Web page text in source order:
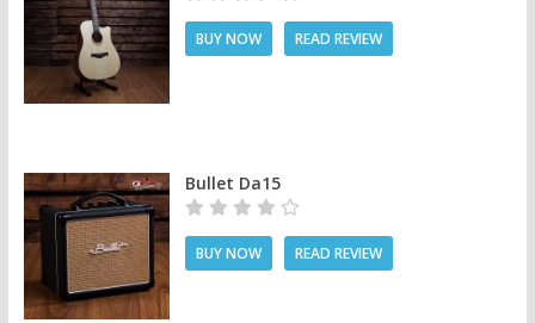
BUY NOW READ REVIEW
Bullet Da15
BUY NOW READ REVIEW